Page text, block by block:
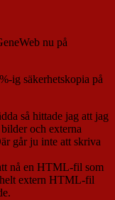
nu på
ig säkerhetskopia på
så hittade jag att jag
och externa
går ju inte att skriva
nå en HTML-fil som
helt extern HTML-fil